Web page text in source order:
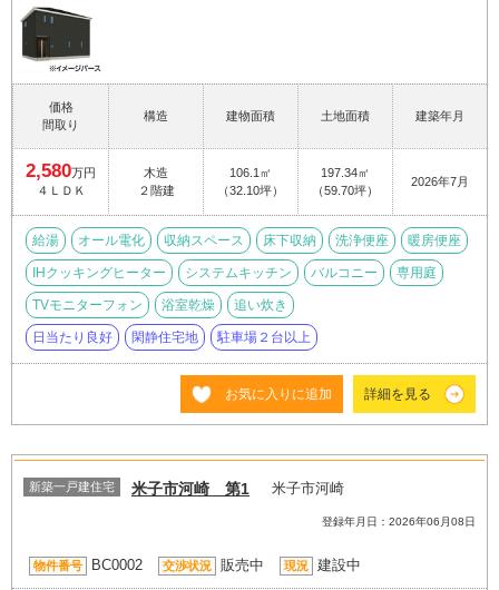
価格
間取り
構造 建物面積 土地面積 建築年月
2,580万円
４ＬＤＫ
木造
２階建
106.1㎡
（32.10坪）
197.34㎡
（59.70坪）
2026年7月
給湯 オール電化 収納スペース 床下収納 洗浄便座 暖房便座
IHクッキングヒーター システムキッチン バルコニー 専用庭
TVモニターフォン 浴室乾燥 追い炊き
日当たり良好 閑静住宅地 駐車場２台以上
お気に入りに追加 詳細を見る
新築一戸建住宅 米子市河崎 第1 米子市河崎
登録年月日：2026年06月08日
物件番号 BC0002 交渉状況 販売中 現況 建設中